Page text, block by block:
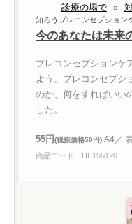
診療の場で »
知ろうプレコンセプション
今のあなたは未来
プレコンセプションケ
よう、プレコンセプシ
のか、何をすればいい
した。
55円(税抜価格50円) A4／
商品コード：HE155120